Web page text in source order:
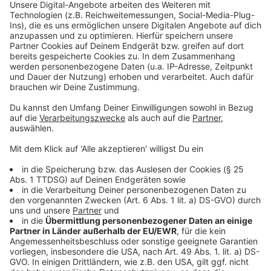
Anzeige
In der Tabelle liegt die Fortuna auf Platz 7, der
Rückstand auf den Relegationsplatz 3 beträgt nur
noch zwei Punkte. Kommenden Sonntag (13. April
2025) geht es auswärts in Paderborn weiter.
Anzeige
Weitere Infos und Links zum Thema
Anzeige
Unsere Fortuna-Sonderseite
Die Tabelle der zweiten Liga